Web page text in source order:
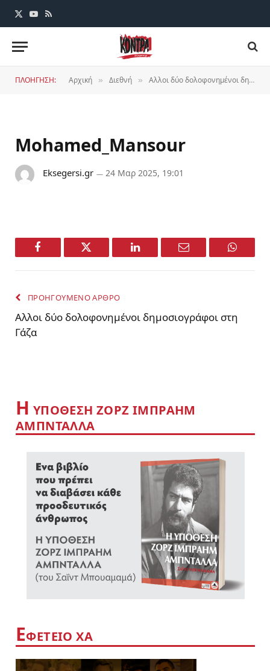
X
YouTube
RSS
ΠΛΟΗΓΗΣΗ: Αρχική » Διεθνή » Αλλοι δύο δολοφονημένοι δημοσιογράφοι στη Γάζα
Mohamed_Mansour
Eksegersi.gr 24 Μαρ 2025, 19:01
Facebook Twitter LinkedIn Email
ΠΡΟΗΓΟΥΜΕΝΟ ΑΡΘΡΟ
Αλλοι δύο δολοφονημένοι δημοσιογράφοι στη
Γάζα
Η YΠΟΘΕΣΗ ΖΟΡΖ ΙΜΠΡΑΗΜ
ΑΜΠΝΤΑΛΛΑ
ΕΦΕΤΕΙΟ ΧΑ